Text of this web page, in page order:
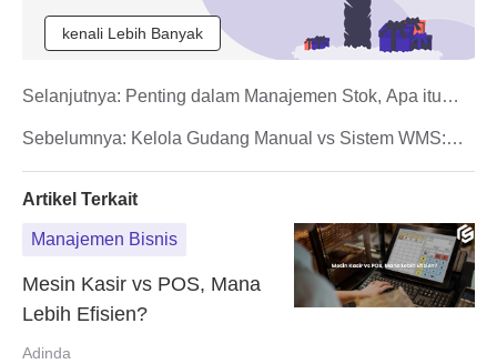
kenali Lebih Banyak
Sebelumnya: Kelola Gudang Manual vs Sistem WMS:
Selanjutnya: Penting dalam Manajemen Stok, Apa itu
Artikel Terkait
Manajemen Bisnis
Mesin Kasir vs POS, Mana
Lebih Efisien?
Adinda